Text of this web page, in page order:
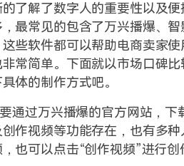
了解了数字人的重要性以及
最常见的包含了万兴播爆、
些软件都可以帮助电商卖家
常简单。下面就以市场口碑
体的制作方式吧。
通过万兴播爆的官方网站，
作视频等功能存在，也有多
也可以点击“创作视频”进行创